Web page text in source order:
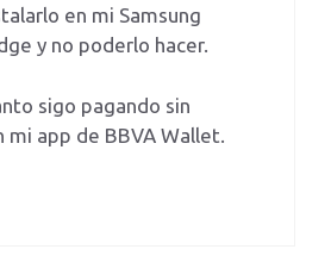
en mi Samsung
y no poderlo hacer.
sigo pagando sin
mi app de BBVA Wallet.